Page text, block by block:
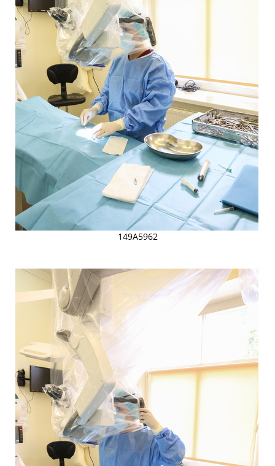
149A5962